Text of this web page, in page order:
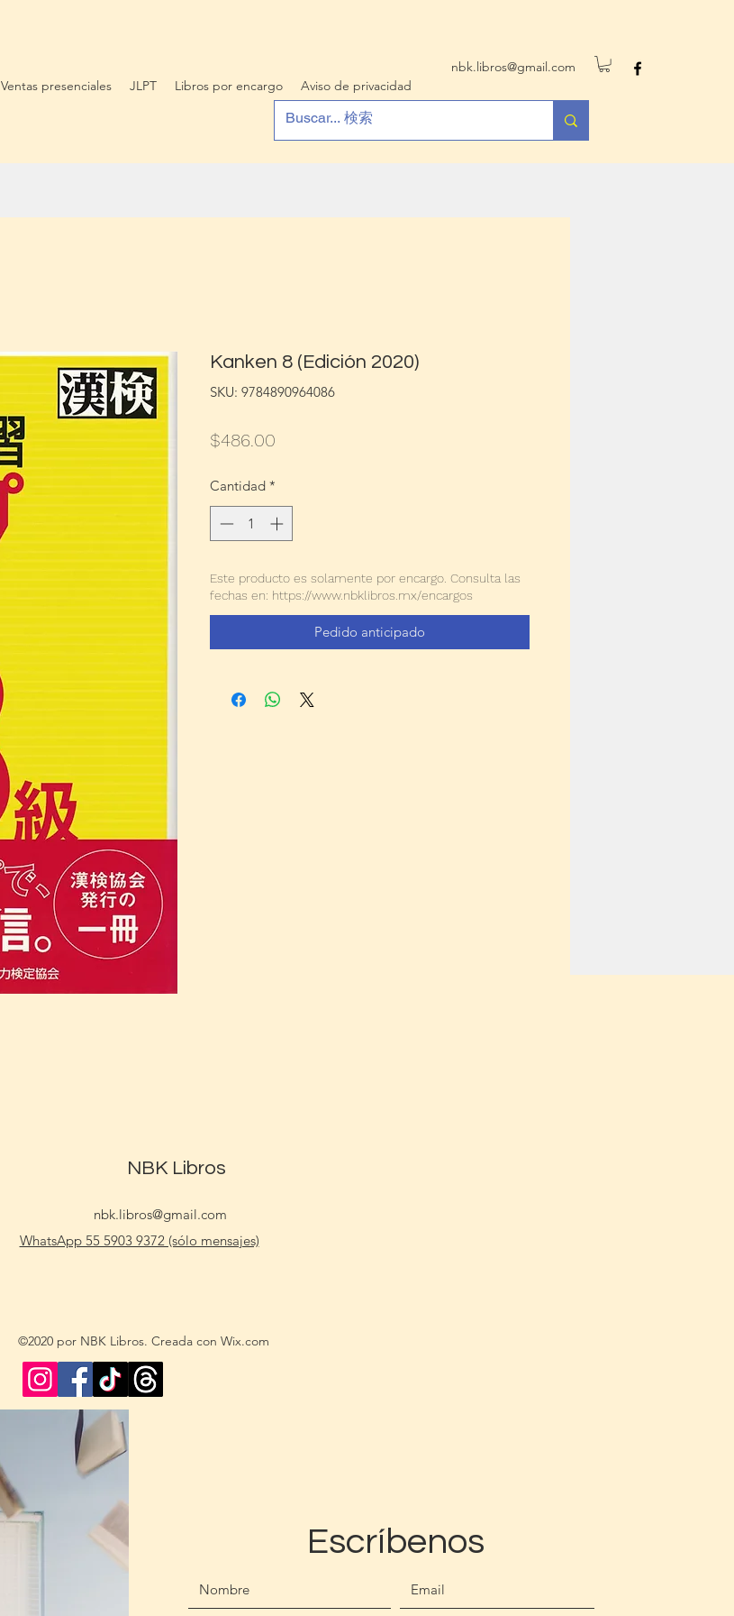
Ventas presenciales JLPT Libros por encargo Aviso de privacidad
nbk.libros@gmail.com
Kanken 8 (Edición 2020)
SKU: 9784890964086
$486.00
Cantidad *
Este producto es solamente por encargo. Consulta las
fechas en: https://www.nbklibros.mx/encargos
Pedido anticipado
NBK Libros
nbk.libros@gmail.com
WhatsApp 55 5903 9372 (sólo mensajes)
©2020 por NBK Libros. Creada con Wix.com
Escríbenos